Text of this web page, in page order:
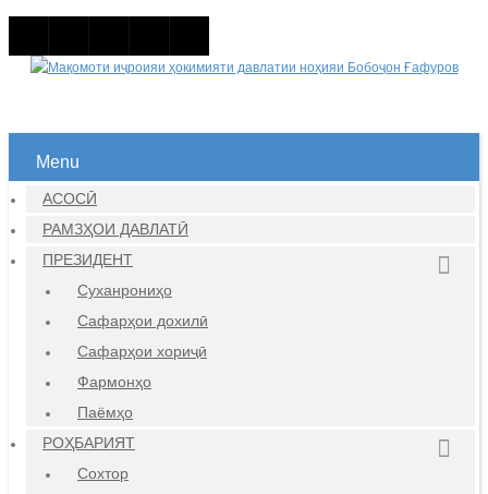
Menu
АСОСӢ
РАМЗҲОИ ДАВЛАТӢ
ПРЕЗИДЕНТ
Суханрониҳо
Сафарҳои дохилӣ
Сафарҳои хориҷӣ
Фармонҳо
Паёмҳо
РОҲБАРИЯТ
Сохтор